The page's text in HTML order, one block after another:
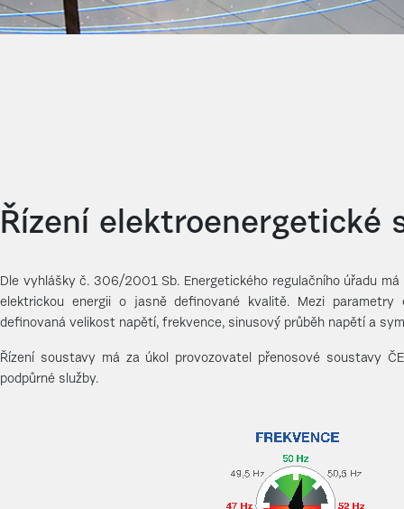
Řízení elektroenergetické
Dle vyhlášky č. 306/2001 Sb. Energetického regulačního úřadu
elektrickou energii o jasně definované kvalitě. Mezi
definovaná velikost napětí, frekvence, sinusový́ průběh napětí a
Řízení soustavy má za úkol provozovatel přenosové soustavy
podpůrné služby.